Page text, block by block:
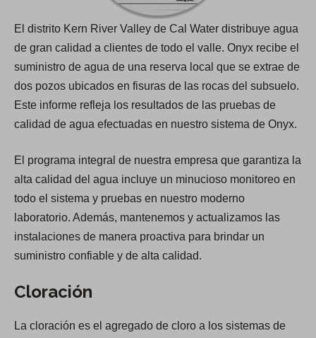
El distrito Kern River Valley de Cal Water distribuye agua
de gran calidad a clientes de todo el valle. Onyx recibe el
suministro de agua de una reserva local que se extrae de
dos pozos ubicados en fisuras de las rocas del subsuelo.
Este informe refleja los resultados de las pruebas de
calidad de agua efectuadas en nuestro sistema de Onyx.
El programa integral de nuestra empresa que garantiza la
alta calidad del agua incluye un minucioso monitoreo en
todo el sistema y pruebas en nuestro moderno
laboratorio. Además, mantenemos y actualizamos las
instalaciones de manera proactiva para brindar un
suministro confiable y de alta calidad.
Cloración
La cloración es el agregado de cloro a los sistemas de